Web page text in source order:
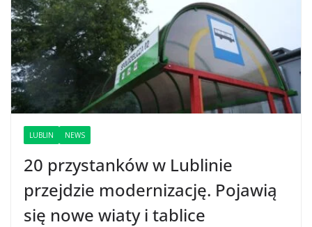
LUBLIN NEWS
20 przystanków w Lublinie
przejdzie modernizację. Pojawią
się nowe wiaty i tablice